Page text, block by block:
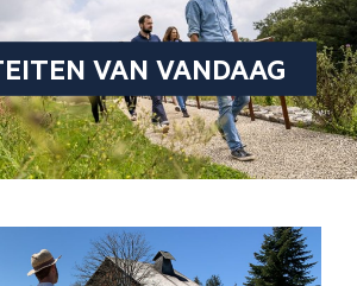
VAN VANDAAG